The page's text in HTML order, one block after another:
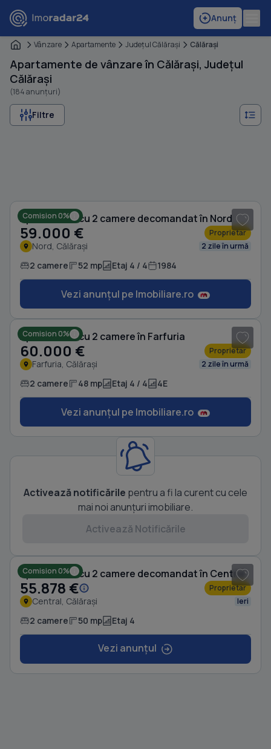
Anunț
Vânzare Apartamente Judeţul Călăraşi Călăraşi
Apartamente de vânzare în Călărași, Județul
Călărași
(184 anunțuri)
Filtre
Comision 0%
Apartament cu 2 camere decomandat în Nord
59.000 € Proprietar
Nord, Călărași 2 zile în urmă
2 camere 52 mp Etaj 4 / 4 1984
Vezi anunțul pe Imobiliare.ro
Comision 0%
Apartament cu 2 camere în Farfuria
60.000 € Proprietar
Farfuria, Călărași 2 zile în urmă
2 camere 48 mp Etaj 4 / 4 4E
Vezi anunțul pe Imobiliare.ro
Activează notificările pentru a fi la curent cu cele
mai noi anunțuri imobiliare.
Activează Notificările
Comision 0%
Apartament cu 2 camere decomandat în Central
55.878 € Proprietar
Central, Călărași Ieri
2 camere 50 mp Etaj 4
Vezi anunțul